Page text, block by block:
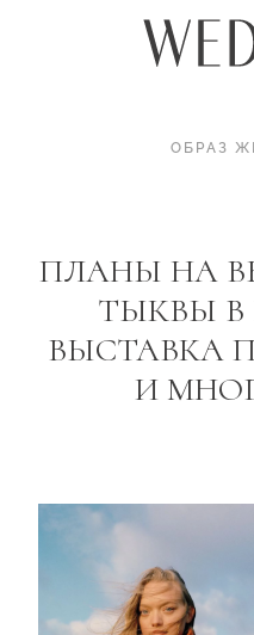
ОБРАЗ
ПЛАНЫ НА
ТЫКВЫ В
ВЫСТАВКА
И